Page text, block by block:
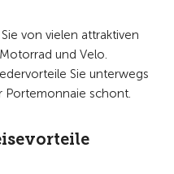
von vielen attraktiven
und Velo.
Sie unterwegs
Portemonnaie schont.